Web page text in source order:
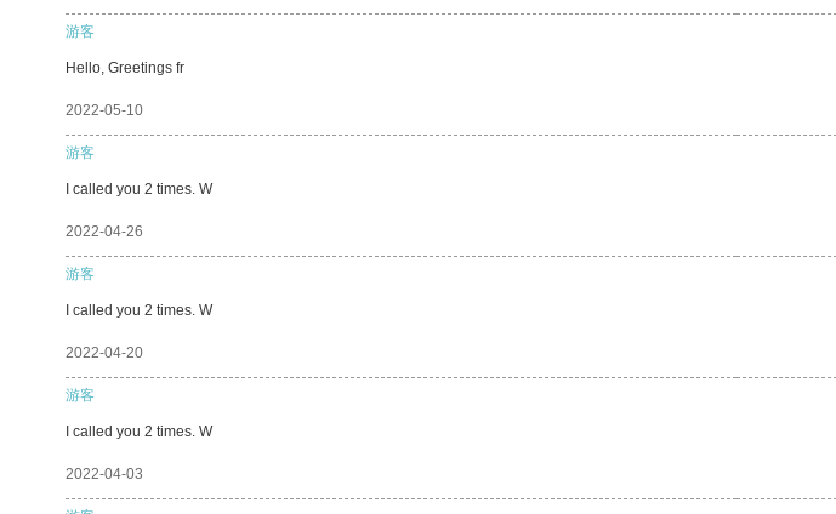
游客
Hello, Greetings fr
2022-05-10
游客
I called you 2 times. W
2022-04-26
游客
I called you 2 times. W
2022-04-20
游客
I called you 2 times. W
2022-04-03